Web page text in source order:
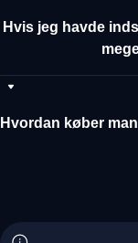
Hvis jeg havde
Hvordan køber